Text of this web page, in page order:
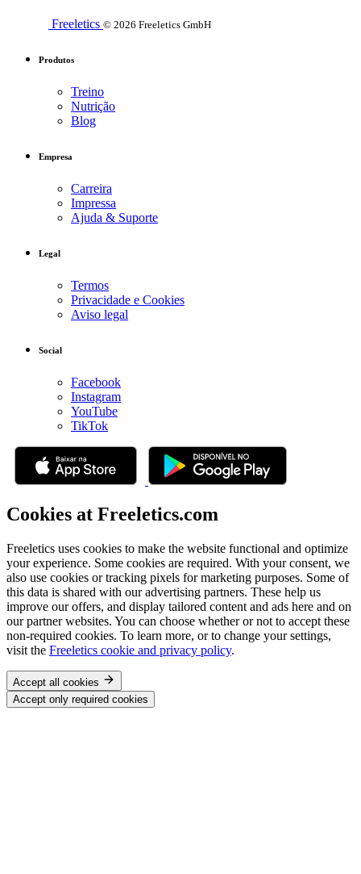
Freeletics © 2026 Freeletics GmbH
Produtos
Treino
Nutrição
Blog
Empresa
Carreira
Impressa
Ajuda & Suporte
Legal
Termos
Privacidade e Cookies
Aviso legal
Social
Facebook
Instagram
YouTube
TikTok
Cookies at Freeletics.com
Freeletics uses cookies to make the website functional and optimize
your experience. Some cookies are required. With your consent, we
also use cookies or tracking pixels for marketing purposes. Some of
this data is shared with our advertising partners. These help us
improve our offers, and display tailored content and ads here and on
our partner websites. You can choose whether or not to accept these
non-required cookies. To learn more, or to change your settings,
visit the Freeletics cookie and privacy policy.
Accept all cookies
Accept only required cookies